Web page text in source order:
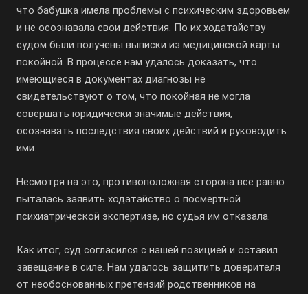
что бабушка имела проблемы с психическим здоровьем
и не осознавала свои действия. По их ходатайству
судом были получены выписки из медицинской карты
покойной. В процессе нам удалось доказать, что
имеющиеся в документах диагнозы не
свидетельствуют о том, что покойная не могла
совершать юридически значимые действия,
осознавать последствия своих действий и руководить
ими.
Несмотря на это, противоположная сторона все равно
пыталась заявить ходатайство о посмертной
психиатрической экспертизе, но судья им отказала.
Как итог, суд согласился с нашей позицией и оставил
завещание в силе. Нам удалось защитить доверителя
от необоснованных претензий родственников на